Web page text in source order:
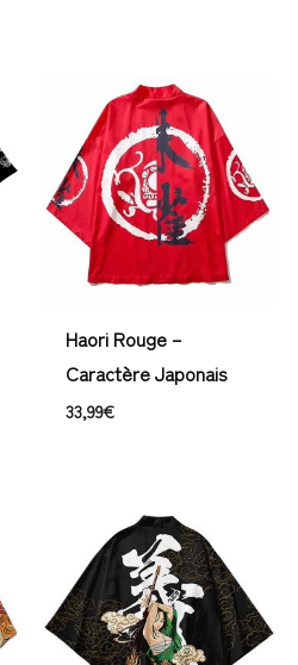
Haori Rouge –
Caractère Japonais
33,99€